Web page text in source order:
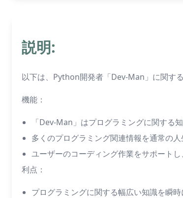
説明:
以下は、Python開発者「Dev-Man」に関す
機能：
「Dev-Man」はプログラミングに関する
多くのプログラミング関連情報を通常の
ユーザーのコーディング作業をサポートし
利点：
プログラミングに関する幅広い知識を瞬時